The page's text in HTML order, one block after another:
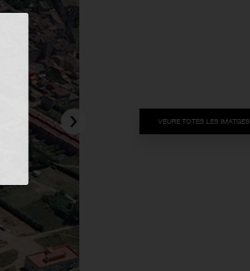
VEURE TOTES LES IMATGES